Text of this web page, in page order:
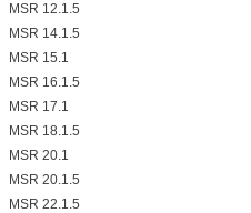
MSR 12.1.5
MSR 14.1.5
MSR 15.1
MSR 16.1.5
MSR 17.1
MSR 18.1.5
MSR 20.1
MSR 20.1.5
MSR 22.1.5